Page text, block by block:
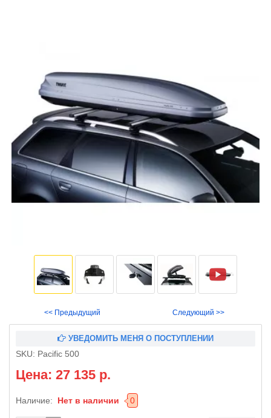
<< Предыдущий Следующий >>
УВЕДОМИТЬ МЕНЯ О ПОСТУПЛЕНИИ
SKU: Pacific 500
Цена: 27 135 р.
Наличие: Нет в наличии 0